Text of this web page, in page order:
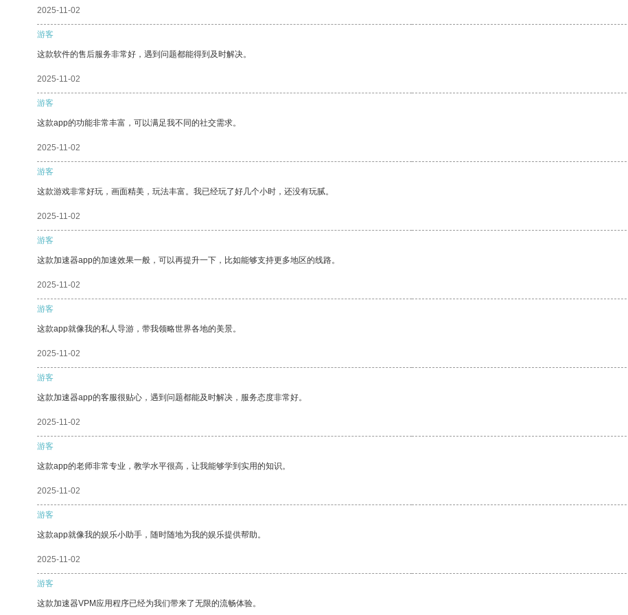
2025-11-02
游客
这款软件的售后服务非常好，遇到问题都能得到及时解决。
2025-11-02
游客
这款app的功能非常丰富，可以满足我不同的社交需求。
2025-11-02
游客
这款游戏非常好玩，画面精美，玩法丰富。我已经玩了好几个小时，还没有玩腻。
2025-11-02
游客
这款加速器app的加速效果一般，可以再提升一下，比如能够支持更多地区的线路。
2025-11-02
游客
这款app就像我的私人导游，带我领略世界各地的美景。
2025-11-02
游客
这款加速器app的客服很贴心，遇到问题都能及时解决，服务态度非常好。
2025-11-02
游客
这款app的老师非常专业，教学水平很高，让我能够学到实用的知识。
2025-11-02
游客
这款app就像我的娱乐小助手，随时随地为我的娱乐提供帮助。
2025-11-02
游客
这款加速器VPM应用程序已经为我们带来了无限的流畅体验。